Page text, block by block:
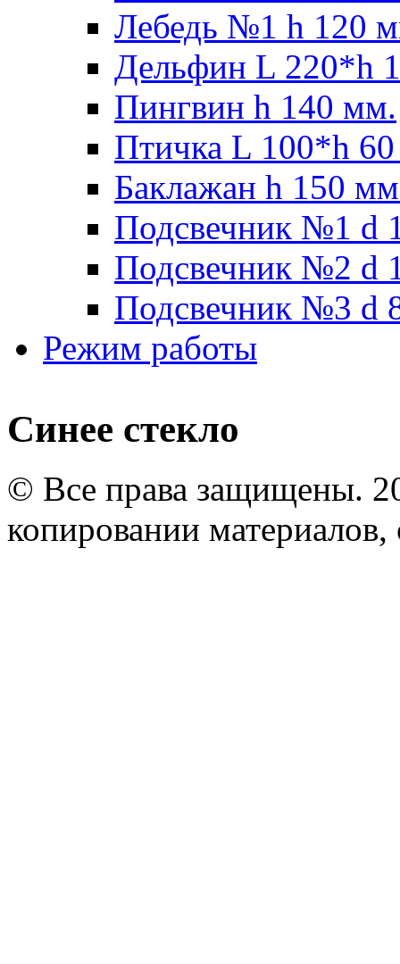
Лебедь №1 h 120
Дельфин L 220*h
Пингвин h 140 мм.
Птичка L 100*h
Баклажан h 150
Подсвечник №1 d
Подсвечник №2 d
Подсвечник №3 d
Режим работы
Синее стекло
© Все права защищены.
копировании материалов,